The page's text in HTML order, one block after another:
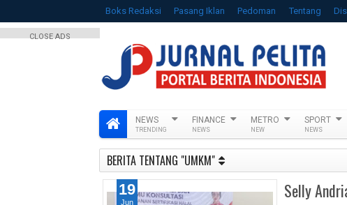
Boks Redaksi Pasang Iklan Pedoman Tentang
NEWS
TRENDING
FINANCE
NEWS
METRO
NEW
SPORT
NEWS
BERITA TENTANG "UMKM"
CLOSE ADS
Selly
19
Jun